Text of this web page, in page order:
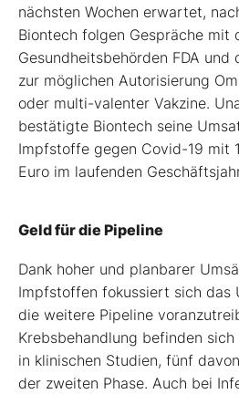
nächsten Wochen erwartet,
Biontech folgen Gespräche mit
Gesundheitsbehörden FDA und
zur möglichen Autorisierung
oder multi-valenter Vakzine.
bestätigte Biontech seine
Impfstoffe gegen Covid-19 mit
Euro im laufenden
Geld für die Pipeline
Dank hoher und planbarer
Impfstoffen fokussiert sich das
die weitere Pipeline
Krebsbehandlung befinden
in klinischen Studien, fünf
der zweiten Phase. Auch bei